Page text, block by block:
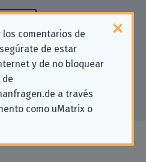
los comentarios de
de estar
y de no bloquear
a través
como uMatrix o